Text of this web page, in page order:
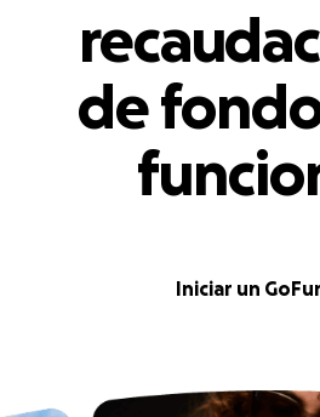
de
Iniciar un